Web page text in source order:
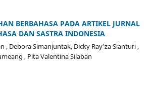
BERBAHASA PADA ARTIKEL JURNAL
DAN SASTRA INDONESIA
, Debora Simanjuntak, Dicky Ray'za Sianturi ,
, Pita Valentina Silaban